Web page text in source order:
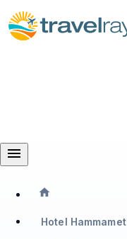
menu
home
Hotel Hammamet